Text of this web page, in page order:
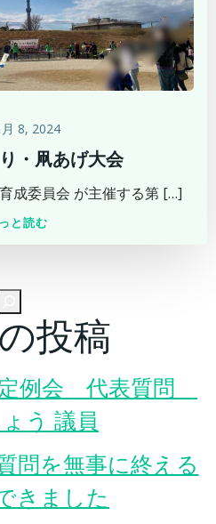
8, 2024
・凧あげ大会
成委員会 が主催する第 […]
と読む
投稿
例会 代表質問
う 議員
問を無事に終える
きました